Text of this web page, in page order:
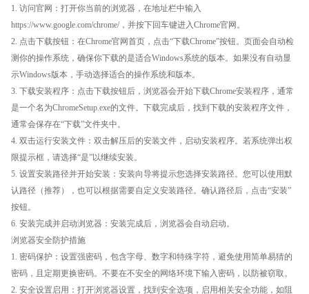
1. 访问官网：打开你当前的浏览器，在地址栏中输入
https://www.google.com/chrome/，并按下回车键进入Chrome官网。
2. 点击下载按钮：在Chrome官网首页，点击“下载Chrome”按钮。页面会自动检
测你的操作系统，确保你下载的是适合Windows系统的版本。如果没有自动显
示Windows版本，手动选择适合的操作系统和版本。
3. 下载安装程序：点击下载按钮后，浏览器会开始下载Chrome安装程序，通常
是一个名为ChromeSetup.exe的文件。下载完成后，找到下载的安装程序文件，
通常会保存在“下载”文件夹中。
4. 双击运行安装文件：双击解压后的安装文件，启动安装程序。若系统弹出权
限提示框，请选择“是”以继续安装。
5. 设置安装路径并开始安装：安装向导将提示您选择安装路径。您可以使用默
认路径（推荐），也可以根据需要自定义安装路径。确认路径后，点击“安装”
按钮。
6. 安装完成并启动浏览器：安装完成后，浏览器会自动启动。
浏览器安全防护措施
1. 密码保护：设置强密码，包含字母、数字和特殊字符，避免使用简单易猜的
密码，且定期更换密码。不要在不安全的网络环境下输入密码，以防被窃取。
2. 安全设置启用：打开浏览器设置，找到安全选项，启用相关安全功能，如阻